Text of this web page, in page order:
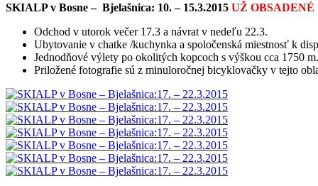
SKIALP v Bosne – Bjelašnica: 10. – 15.3.2015 UŽ OBSADENÉ
Odchod v utorok večer 17.3 a návrat v nedeľu 22.3.
Ubytovanie v chatke /kuchynka a spoločenská miestnosť k
Jednodňové výlety po okolitých kopcoch s výškou cca 1750
Priložené fotografie sú z minuloročnej bicyklovačky v tejto